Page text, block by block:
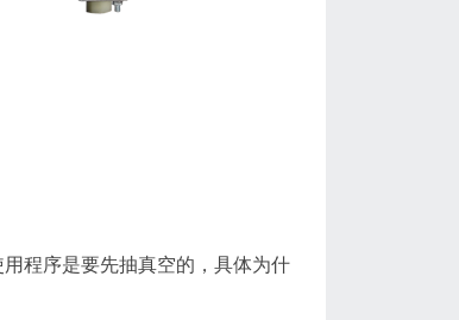
程序是要先抽真空的，具体为什